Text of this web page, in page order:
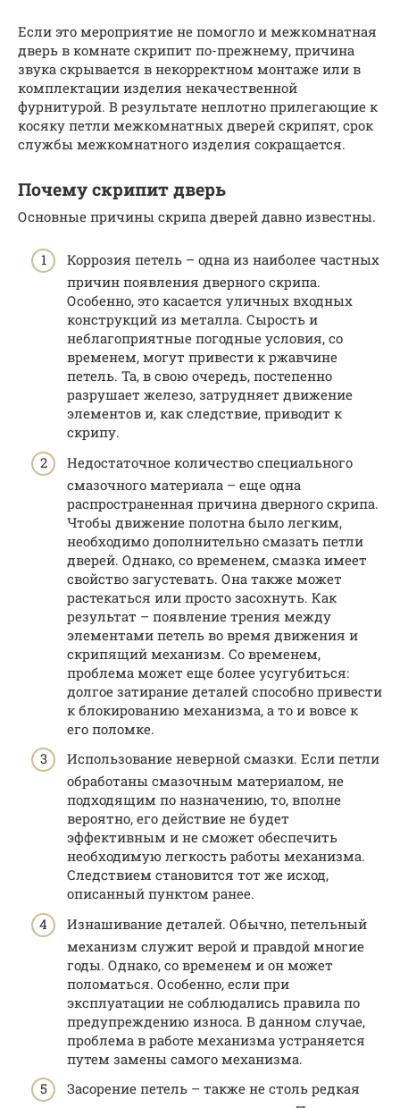
Если это мероприятие не помогло и межкомнатная
дверь в комнате скрипит по-прежнему, причина
звука скрывается в некорректном монтаже или в
комплектации изделия некачественной
фурнитурой. В результате неплотно прилегающие к
косяку петли межкомнатных дверей скрипят, срок
службы межкомнатного изделия сокращается.
Почему скрипит дверь
Основные причины скрипа дверей давно известны.
Коррозия петель – одна из наиболее частных
причин появления дверного скрипа.
Особенно, это касается уличных входных
конструкций из металла. Сырость и
неблагоприятные погодные условия, со
временем, могут привести к ржавчине
петель. Та, в свою очередь, постепенно
разрушает железо, затрудняет движение
элементов и, как следствие, приводит к
скрипу.
Недостаточное количество специального
смазочного материала – еще одна
распространенная причина дверного скрипа.
Чтобы движение полотна было легким,
необходимо дополнительно смазать петли
дверей. Однако, со временем, смазка имеет
свойство загустевать. Она также может
растекаться или просто засохнуть. Как
результат – появление трения между
элементами петель во время движения и
скрипящий механизм. Со временем,
проблема может еще более усугубиться:
долгое затирание деталей способно привести
к блокированию механизма, а то и вовсе к
его поломке.
Использование неверной смазки. Если петли
обработаны смазочным материалом, не
подходящим по назначению, то, вполне
вероятно, его действие не будет
эффективным и не сможет обеспечить
необходимую легкость работы механизма.
Следствием становится тот же исход,
описанный пунктом ранее.
Изнашивание деталей. Обычно, петельный
механизм служит верой и правдой многие
годы. Однако, со временем и он может
поломаться. Особенно, если при
эксплуатации не соблюдались правила по
предупреждению износа. В данном случае,
проблема в работе механизма устраняется
путем замены самого механизма.
Засорение петель – также не столь редкая